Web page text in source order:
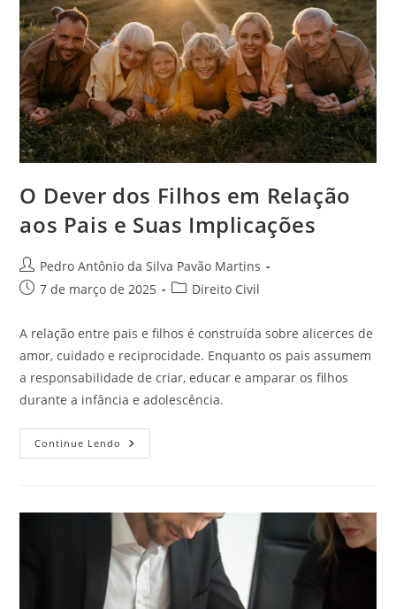
O Dever dos Filhos em Relação
aos Pais e Suas Implicações
Autor
do
Pedro Antônio da Silva Pavão Martins
Post7 de março de 2025
Categoria
post:
Direito Civil
A relação entre pais e filhos é construída sobre alicerces de
amor, cuidado e reciprocidade. Enquanto os pais assumem
a responsabilidade de criar, educar e amparar os filhos
durante a infância e adolescência.
Continue Lendo O
Dever
Aos
Pais
E
Suas
Implicações